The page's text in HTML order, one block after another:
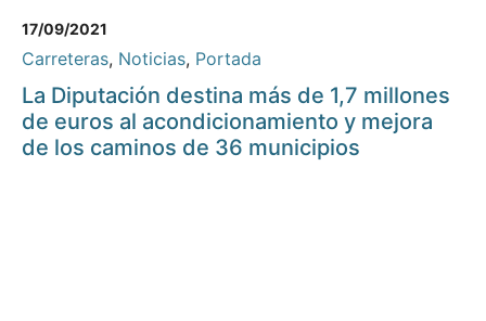
17/09/2021
Carreteras, Noticias, Portada
La Diputación destina más de 1,7 millones
de euros al acondicionamiento y mejora
de los caminos de 36 municipios